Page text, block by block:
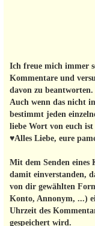
Ich freue mich immer
Kommentare und
davon zu beantworten.
Auch wenn das nicht
bestimmt jeden
liebe Wort von euch
♥Alles Liebe, eure
Mit dem Senden
damit einverstanden,
von dir gewählten
Konto, Annonym, ...)
Uhrzeit des
gespeichert wird.